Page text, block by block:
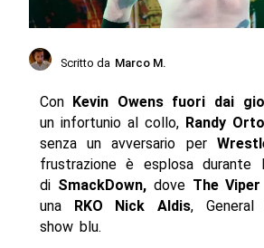
Scritto da Marco M.
Con Kevin Owens fuori dai
un infortunio al collo, Randy
senza un avversario per
frustrazione è esplosa durante
di SmackDown,dove The Viper
una
RKO Nick Aldis, General
show blu.